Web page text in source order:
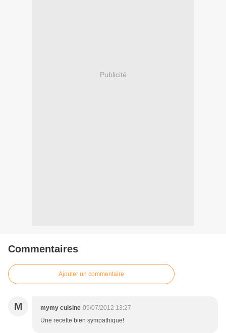
Publicité
Commentaires
Ajouter un commentaire
M mymy cuisine 09/07/2012 13:27
Une recette bien sympathique!